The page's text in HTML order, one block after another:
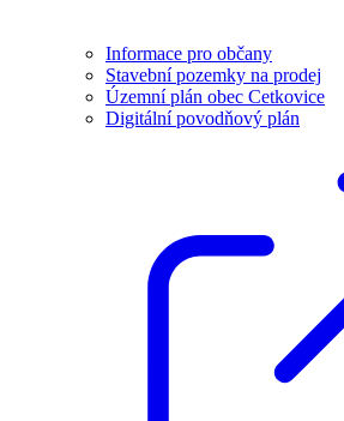
Informace pro občany
Stavební pozemky na prodej
Územní plán obec Cetkovice
Digitální povodňový plán